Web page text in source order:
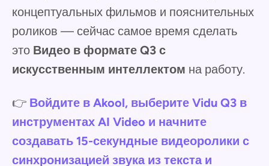
концептуальных фильмов и пояснительных
роликов — сейчас самое время сделать
это Видео в формате Q3 с
искусственным интеллектом на работу.
👉 Войдите в Akool, выберите Vidu Q3 в
инструментах AI Video и начните
создавать 15-секундные видеоролики с
синхронизацией звука из текста и